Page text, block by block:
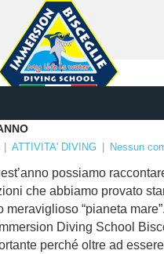
ATTIVITA' DIVING Nessun
possiamo
che abbiamo provato
meraviglioso “pianeta
Diving School
perché oltre ad